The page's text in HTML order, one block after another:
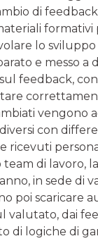
di
lo
e messo a
feedback,
vengono
con
ricevuti
di lavoro,
in sede di
poi scaricare
valutato, dai
di logiche di